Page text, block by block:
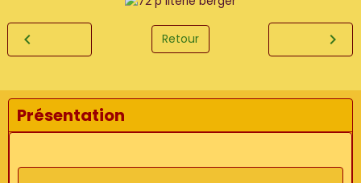
Retour
Présentation